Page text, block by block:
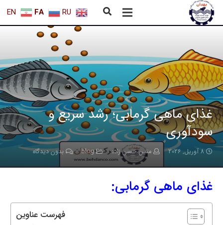
EN FA RU
غذای ماهی گرمابی؛ رشد سریع و
سودآوری
8 آوریل, 2026 متین حسن زاده blog بدون دیدگاه
غذای ماهی گرمابی:
فهرست عناوین